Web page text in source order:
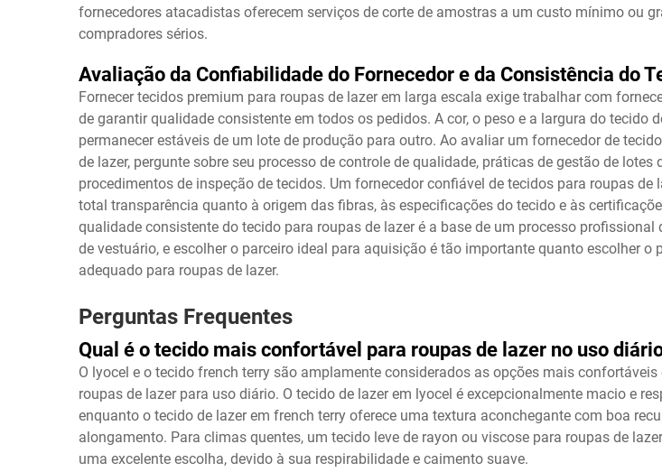
fornecedores atacadistas oferecem serviços de corte de amostras a um custo mínimo ou
compradores sérios.
Avaliação da Confiabilidade do Fornecedor e da Consistência do
Fornecer tecidos premium para roupas de lazer em larga escala exige trabalhar com
de garantir qualidade consistente em todos os pedidos. A cor, o peso e a largura do tecido
permanecer estáveis de um lote de produção para outro. Ao avaliar um fornecedor de
de lazer, pergunte sobre seu processo de controle de qualidade, práticas de gestão de lotes
procedimentos de inspeção de tecidos. Um fornecedor confiável de tecidos para roupas de
total transparência quanto à origem das fibras, às especificações do tecido e às
qualidade consistente do tecido para roupas de lazer é a base de um processo profissional
de vestuário, e escolher o parceiro ideal para aquisição é tão importante quanto escolher o
adequado para roupas de lazer.
Perguntas Frequentes
Qual é o tecido mais confortável para roupas de lazer no uso
O lyocel e o tecido french terry são amplamente considerados as opções mais confortáveis
roupas de lazer para uso diário. O tecido de lazer em lyocel é excepcionalmente macio e
enquanto o tecido de lazer em french terry oferece uma textura aconchegante com boa
alongamento. Para climas quentes, um tecido leve de rayon ou viscose para roupas de
uma excelente escolha, devido à sua respirabilidade e caimento suave.